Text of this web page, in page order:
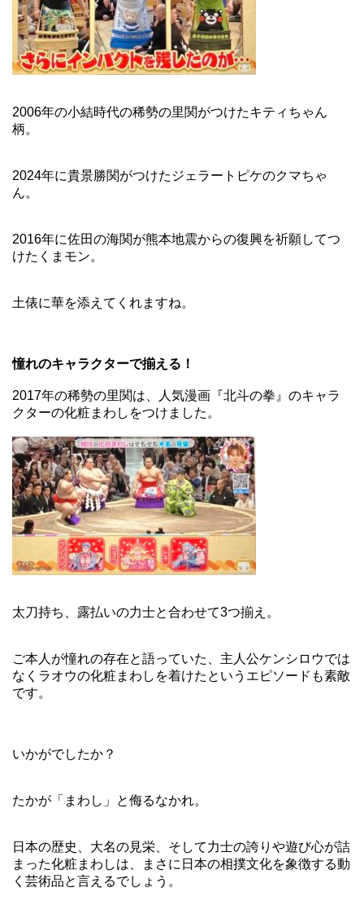
2006年の小結時代の稀勢の里関がつけたキティちゃん
柄。
2024年に貴景勝関がつけたジェラートピケのクマちゃ
ん。
2016年に佐田の海関が熊本地震からの復興を祈願してつ
けたくまモン。
土俵に華を添えてくれますね。
憧れのキャラクターで揃える！
2017年の稀勢の里関は、人気漫画『北斗の拳』のキャラ
クターの化粧まわしをつけました。
太刀持ち、露払いの力士と合わせて3つ揃え。
ご本人が憧れの存在と語っていた、主人公ケンシロウでは
なくラオウの化粧まわしを着けたというエピソードも素敵
です。
いかがでしたか？
たかが「まわし」と侮るなかれ。
日本の歴史、大名の見栄、そして力士の誇りや遊び心が詰
まった化粧まわしは、まさに日本の相撲文化を象徴する動
く芸術品と言えるでしょう。